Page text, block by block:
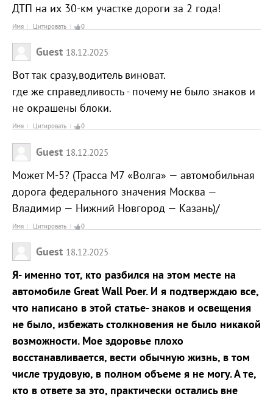
ДТП на их 30-км участке дороги за 2 года!
Имя Цитировать 0
Guest 18.12.2025
Вот так сразу,водитель виноват.
где же справедливость - почему не было знаков и
не окрашены блоки.
Имя Цитировать 0
Guest 18.12.2025
Может М-5? (Трасса М7 «Волга» — автомобильная
дорога федерального значения Москва —
Владимир — Нижний Новгород — Казань)/
Имя Цитировать 0
Guest 18.12.2025
Я- именно тот, кто разбился на этом месте на
автомобиле Great Wall Poer. И я подтверждаю все,
что написано в этой статье- знаков и освещения
не было, избежать столкновения не было никакой
возможности. Мое здоровье плохо
восстанавливается, вести обычную жизнь, в том
числе трудовую, в полном объеме я не могу. А те,
кто в ответе за это, практически остались вне